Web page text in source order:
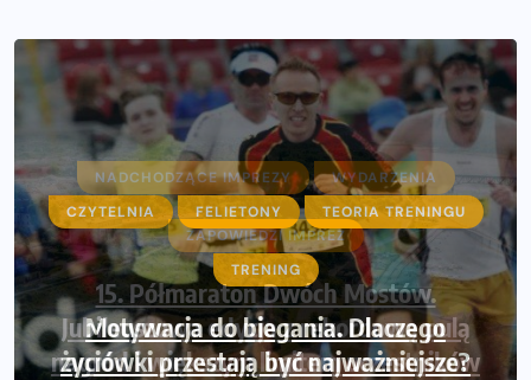
NADCHODZĄCE IMPREZY WYDARZENIA
ZAPOWIEDZI IMPREZ
15. Półmaraton Dwóch Mostów.
Jubileuszowa edycja z rekordową pulą
nagród i większym limitem uczestników